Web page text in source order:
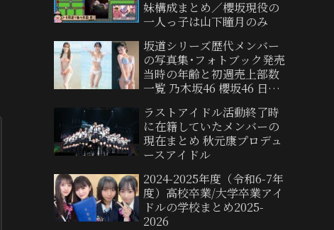
妹構成まとめ／櫻坂現役の
一人っ子は山下瞳月のみ
坂道シリーズ歴代メンバー
の写真集･フォトブック発売
当時の年齢と初週売上部数
一覧 乃木坂46 櫻坂46 日向
ラストアイドル活動終了時
に在籍していたメンバーの
現在まとめ 秋元康プロデュ
ースアイドル
2024-2025年度（令和6-7年
度）高校卒業/大学卒業アイ
ドルの学校まとめ2025-
2026